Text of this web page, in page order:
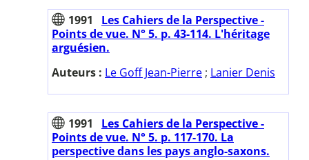
1991
Les Cahiers de la Perspective -
Points de vue. N° 5. p. 43-114. L'héritage
arguésien.
Auteurs : Le Goff Jean-Pierre ; Lanier Denis
1991
Les Cahiers de la Perspective -
Points de vue. N° 5. p. 117-170. La
perspective dans les pays anglo-saxons.